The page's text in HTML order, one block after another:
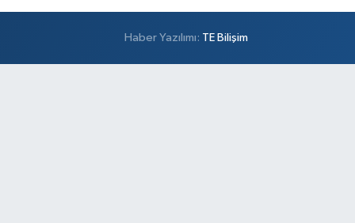
Haber Yazılımı: TE Bilişim